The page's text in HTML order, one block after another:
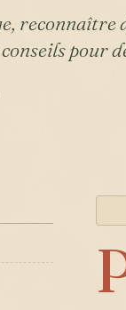
reconnaître
conseils pour